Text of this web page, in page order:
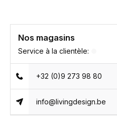
Nos magasins
Service à la clientèle:
+32 (0)9 273 98 80
info@livingdesign.be